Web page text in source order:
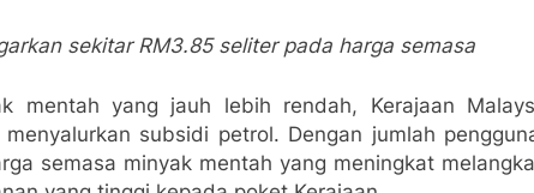
sekitar RM3.85 seliter pada harga semasa
mentah yang jauh lebih rendah, Kerajaan
subsidi petrol. Dengan jumlah
semasa minyak mentah yang meningkat